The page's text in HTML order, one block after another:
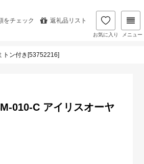
をチェック 返礼品リスト
お気に入り メニュー
トン付き[53752216]
010-C アイリスオーヤ